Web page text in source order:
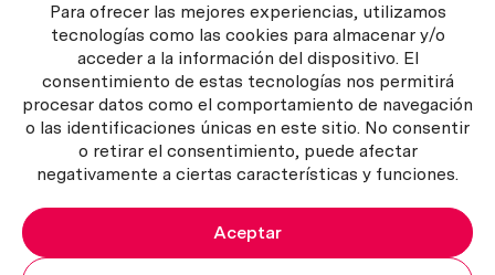
Para ofrecer las mejores experiencias, utilizamos
tecnologías como las cookies para almacenar y/o
acceder a la información del dispositivo. El
consentimiento de estas tecnologías nos permitirá
procesar datos como el comportamiento de navegación
o las identificaciones únicas en este sitio. No consentir
o retirar el consentimiento, puede afectar
negativamente a ciertas características y funciones.
Aceptar
Atención al cliente
Contactar
Manual del vendedor
Política del servicio
Política de Cookies